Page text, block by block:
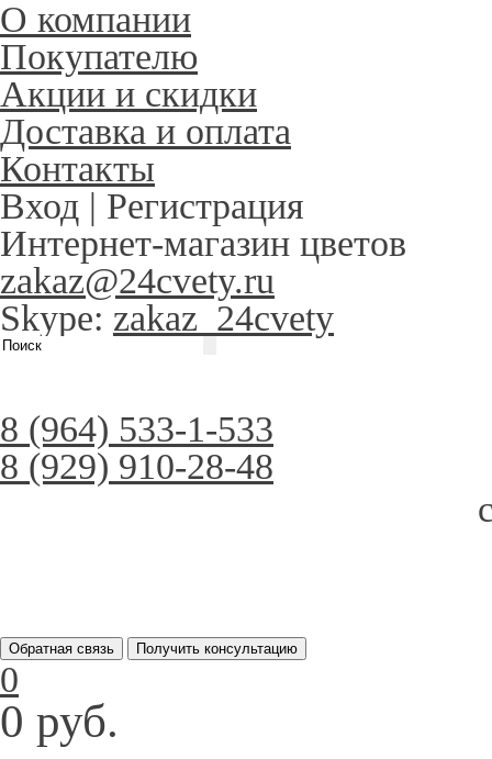
О компании
Покупателю
Акции и скидки
Доставка и оплата
Контакты
Вход | Регистрация
Интернет-магазин цветов
zakaz@24cvety.ru
Skype: zakaz_24cvety
8 (964) 533-1-533
8 (929) 910-28-48
Обратная связь Получить консультацию
0
0 руб.